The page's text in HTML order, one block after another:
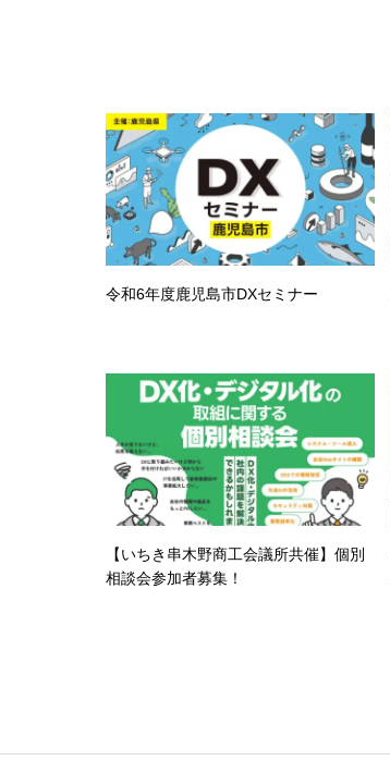
令和6年度鹿児島市DXセミナー
【いちき串木野商工会議所共催】個別
相談会参加者募集！